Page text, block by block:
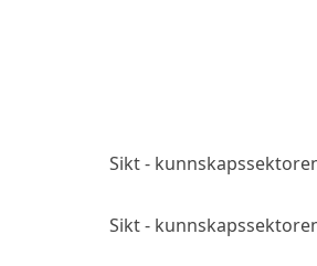
Sikt -
Sikt -